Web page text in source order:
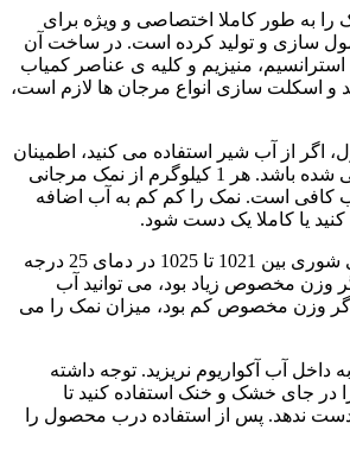
به طور کاملا اختصاصی و ویژه برای
سازی و تولید کرده است. در ساخت آن
استرانسیم، منیزیم و کلیه ی عناصر کمیاب
اسکلت سازی انواع مرجان ها لازم است،
اگر از آب شیر استفاده می کنید، اطمینان
حاصل کنید که کلرزدایی شده باشد. هر 1 کیلوگرم از نمک مرجانی
30 لیتر آب کافی است. نمک را کم کم به آب اضافه
یا کاملا یک دست شود.
دامنه ی پیشنهادی برای شوری بین 1021 تا 1025 در دمای 25 درجه
وزن مخصوص زیاد بود، می توانید آب
وزن مخصوص کم بود، میزان نمک را می
داخل آب آکواریوم نریزید. توجه داشته
در جای خشک و خنک استفاده کنید تا
دست ندهد. پس از استفاده درب محصول را